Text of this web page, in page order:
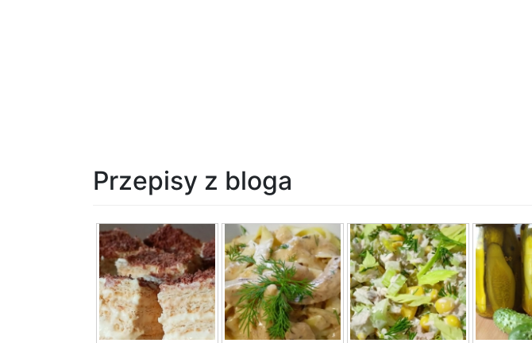
Przepisy z bloga